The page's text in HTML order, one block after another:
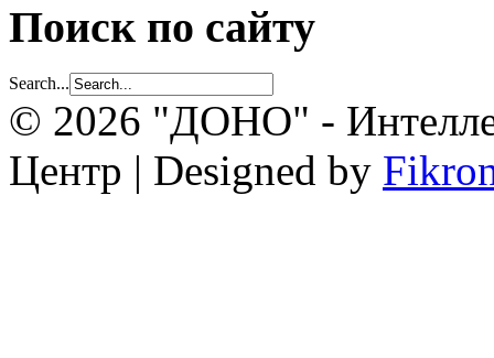
Поиск по сайту
Search...
© 2026 "ДОНО" -
Центр | Designed by